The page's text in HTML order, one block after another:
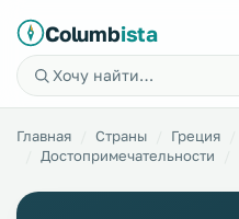
Columbista
Главная Страны Греция
Достопримечательности